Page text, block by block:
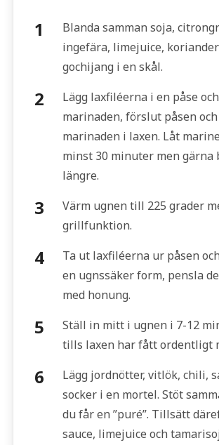
Blanda samman soja,
ingefära, limejuice,
gochijang i en skål.
Lägg laxfiléerna i en påse
marinaden, förslut påsen
marinaden i laxen. Låt
minst 30 minuter men gärna
längre.
Värm ugnen till 225 grader
grillfunktion.
Ta ut laxfiléerna ur påsen
en ugnssäker form, pensla
med honung.
Ställ in mitt i ugnen i 7-12
tills laxen har fått ordentligt
Lägg jordnötter, vitlök, chili,
socker i en mortel. Stöt
du får en ”puré”. Tillsätt
sauce, limejuice och